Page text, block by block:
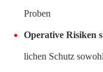
Proben
Operative Risiken
lichen Schutz